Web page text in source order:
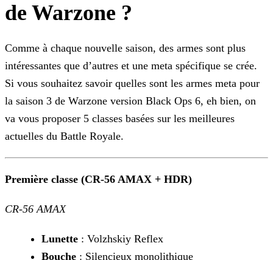
de Warzone ?
Comme à chaque nouvelle saison, des armes sont plus
intéressantes que d’autres et une meta spécifique se crée.
Si vous souhaitez savoir quelles sont les armes meta pour
la saison 3 de Warzone version Black Ops 6, eh bien, on
va vous proposer 5 classes basées sur les meilleures
actuelles du Battle Royale.
Première classe (CR-56 AMAX + HDR)
CR-56 AMAX
Lunette : Volzhskiy Reflex
Bouche : Silencieux monolithique